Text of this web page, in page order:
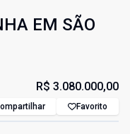
EM SÃO
R$ 3.080.000,00
Favorito